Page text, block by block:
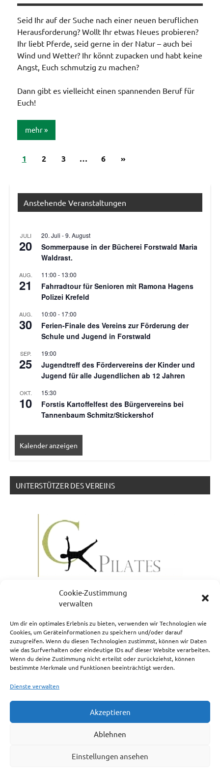
Cookie-Zustimmung
verwalten
Um dir ein optimales Erlebnis zu bieten, verwenden wir Technologien wie
Cookies, um Geräteinformationen zu speichern und/oder darauf
zuzugreifen. Wenn du diesen Technologien zustimmst, können wir Daten
wie das Surfverhalten oder eindeutige IDs auf dieser Website verarbeiten.
Wenn du deine Zustimmung nicht erteilst oder zurückziehst, können
bestimmte Merkmale und Funktionen beeinträchtigt werden.
Dienste verwalten
Akzeptieren
Ablehnen
Einstellungen ansehen
Seid Ihr auf der Suche nach einer neuen beruflichen
Herausforderung? Wollt Ihr etwas Neues probieren?
Ihr liebt Pferde, seid gerne in der Natur – auch bei
Wind und Wetter? Ihr könnt zupacken und habt keine
Angst, Euch schmutzig zu machen?
Dann gibt es vielleicht einen spannenden Beruf für
Euch!
mehr
Allgemein
Seitennummerierung
Beiträge
1 2 3 … 6
Nächste
»
Anstehende Veranstaltungen
JULI
20
20. Juli -9. August
Sommerpause in der Bücherei Forstwald Maria
Waldrast.
AUG.
21
11:00 - 13:00
Fahrradtour für Senioren mit Ramona Hagens
Polizei Krefeld
AUG.
30
10:00 - 17:00
Ferien-Finale des Vereins zur Förderung der
Schule und Jugend in Forstwald
SEP.
25
19:00
Jugendtreff des Fördervereins der Kinder und
Jugend für alle Jugendlichen ab 12 Jahren
OKT.
10
15:30
Forstis Kartoffelfest des Bürgervereins bei
Tannenbaum Schmitz/Stickershof
Kalender anzeigen
UNTERSTÜTZER DES VEREINS
NEWSLETTERANMELDUNG
Impressum